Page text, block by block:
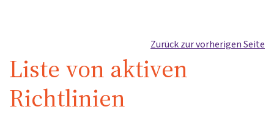
Zurück zur vorherigen Seite
Liste von aktiven
Richtlinien